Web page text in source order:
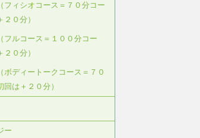
フィシオコース＝７０分コー
０分）
フルコース＝１００分コー
０分）
ボディートークコース＝７０
は＋２０分）
ー